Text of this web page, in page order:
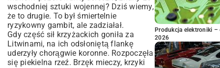
wschodniej sztuki wojennej? Dziś wiemy,
że to drugie. To był śmiertelnie
ryzykowny gambit, ale zadziałał.
Gdy część sił krzyżackich goniła za
Litwinami, na ich odsłoniętą flankę
uderzyły chorągwie koronne. Rozpoczęła
się piekielna rzeź. Brzęk mieczy, krzyki
Produkcja elektroniki –
2026